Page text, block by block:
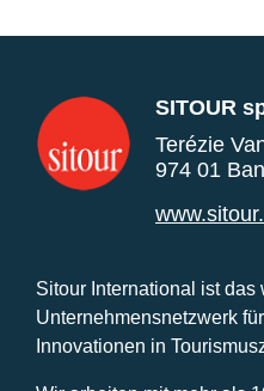
SITOUR
Terézie
974 01
Sitour International ist das
Unternehmensnetzwerk
Innovationen in